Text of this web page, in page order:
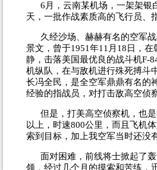
6 月，云南某机场，一架架
天，一批作战素质高的飞行员、
久经沙场、赫赫有名的空军
景文，曾于1951年11 月 18 日，在
静，击落美国最优良的战斗机F-
机纵队，在与敌机进行殊死搏斗
长冯全民，是全空军鼎鼎有名
经验的指战员，对打击敌高空侦
但是，打美高空侦察机，也
以上，时速800公里，而且飞机
索到目标，加上我空军当时还没
面对困难，前线将士掀起了
领，经过几个月的摸索和苦练，